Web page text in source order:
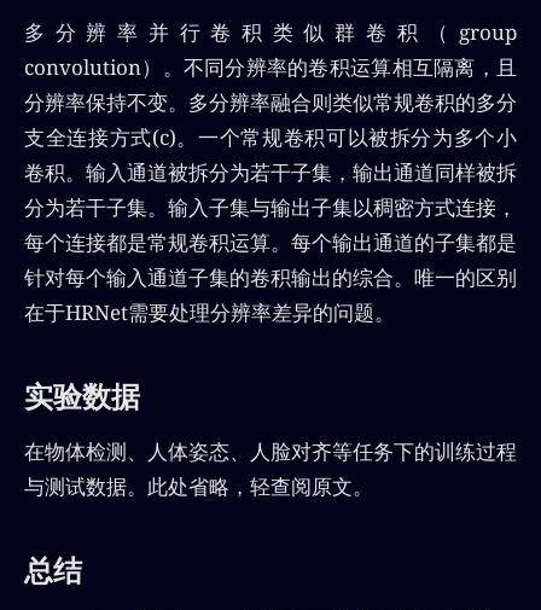
多分辨率并行卷积类似群卷积（group
convolution）。不同分辨率的卷积运算相互隔离，且
分辨率保持不变。多分辨率融合则类似常规卷积的多分
支全连接方式(c)。一个常规卷积可以被拆分为多个小
卷积。输入通道被拆分为若干子集，输出通道同样被拆
分为若干子集。输入子集与输出子集以稠密方式连接，
每个连接都是常规卷积运算。每个输出通道的子集都是
针对每个输入通道子集的卷积输出的综合。唯一的区别
在于HRNet需要处理分辨率差异的问题。
实验数据
在物体检测、人体姿态、人脸对齐等任务下的训练过程
与测试数据。此处省略，轻查阅原文。
总结